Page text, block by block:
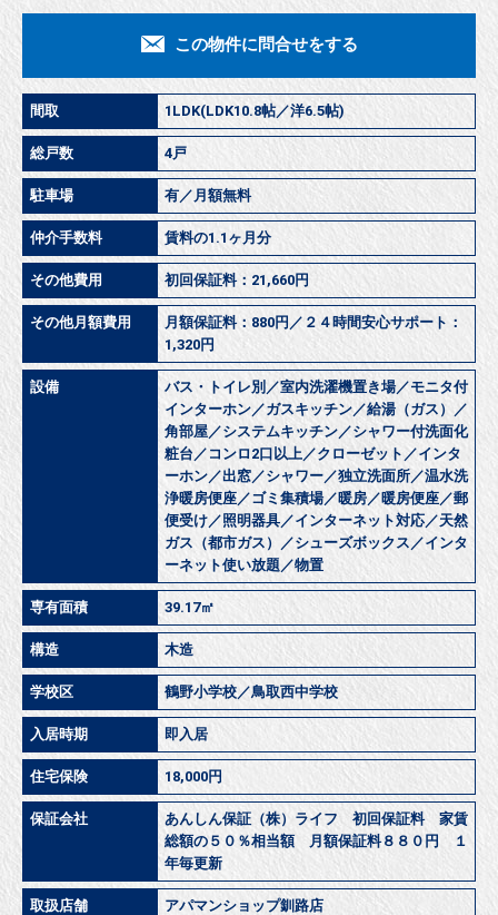
この物件に問合せをする
間取 1LDK(LDK10.8帖／洋6.5帖)
総戸数 4戸
駐車場 有／月額無料
仲介手数料 賃料の1.1ヶ月分
その他費用 初回保証料：21,660円
その他月額費用
月額保証料：880円／２４時間安心サポート：
1,320円
設備
バス・トイレ別／室内洗濯機置き場／モニタ付
インターホン／ガスキッチン／給湯（ガス）／
角部屋／システムキッチン／シャワー付洗面化
粧台／コンロ2口以上／クローゼット／インタ
ーホン／出窓／シャワー／独立洗面所／温水洗
浄暖房便座／ゴミ集積場／暖房／暖房便座／郵
便受け／照明器具／インターネット対応／天然
ガス（都市ガス）／シューズボックス／インタ
ーネット使い放題／物置
専有面積 39.17㎡
構造 木造
学校区 鶴野小学校／鳥取西中学校
入居時期 即入居
住宅保険 18,000円
保証会社
あんしん保証（株）ライフ 初回保証料 家賃
総額の５０％相当額 月額保証料８８０円 １
年毎更新
取扱店舗 アパマンショップ釧路店